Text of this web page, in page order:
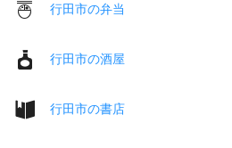
行田市の弁当
行田市の酒屋
行田市の書店